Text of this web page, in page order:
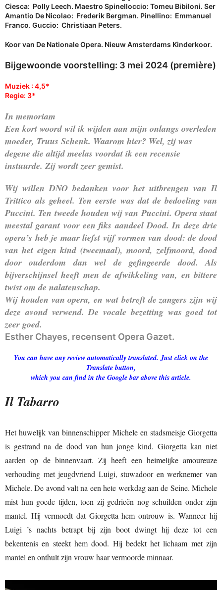
Ciesca: Polly Leech. Maestro Spinelloccio: Tomeu Bibiloni. Ser
Amantio De Nicolao: Frederik Bergman. Pinellino: Emmanuel
Franco. Guccio: Christiaan Peters.
Koor van De Nationale Opera. Nieuw Amsterdams Kinderkoor.
Bijgewoonde voorstelling: 3 mei 2024 (première)
Muziek : 4,5*
Regie: 3*
In memoriam
Een kort woord wil ik wijden aan mijn onlangs overleden
moeder, Truus Schenk. Waarom hier? Wel, zij was
degene die altijd meelas voordat ik een recensie
instuurde. Zij wordt zeer gemist.
Wij willen DNO bedanken voor het uitbrengen van Il
Trittico als geheel. Ten eerste was dat de bedoeling van
Puccini. Ten tweede houden wij van Puccini. Opera staat
meestal garant voor een fiks aandeel Dood. In deze drie
opera’s heb je maar liefst vijf vormen van dood: de dood
van het eigen kind (tweemaal), moord, zelfmoord, dood
door ouderdom dan wel de gefingeerde dood. Als
bijverschijnsel heeft men de afwikkeling van, en bittere
twist om de nalatenschap.
Wij houden van opera, en wat betreft de zangers zijn wij
deze avond verwend. De vocale bezetting was goed tot
zeer goed.
Esther Chayes, recensent Opera Gazet.
You can have any review automatically translated. Just click on the
Translate button,
which you can find in the Google bar above this article.
Il Tabarro
Het huwelijk van binnenschipper Michele en stadsmeisje Giorgetta
is gestrand na de dood van hun jonge kind. Giorgetta kan niet
aarden op de binnenvaart. Zij heeft een heimelijke amoureuze
verhouding met jeugdvriend Luigi, stuwadoor en werknemer van
Michele. De avond valt na een hete werkdag aan de Seine. Michele
mist hun goede tijden, toen zij gedrieën nog schuilden onder zijn
mantel. Hij vermoedt dat Giorgetta hem ontrouw is. Wanneer hij
Luigi ’s nachts betrapt bij zijn boot dwingt hij deze tot een
bekentenis en steekt hem dood. Hij bedekt het lichaam met zijn
mantel en onthult zijn vrouw haar vermoorde minnaar.